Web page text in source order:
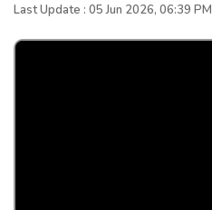
Last Update : 05 Jun 2026, 06:39 PM